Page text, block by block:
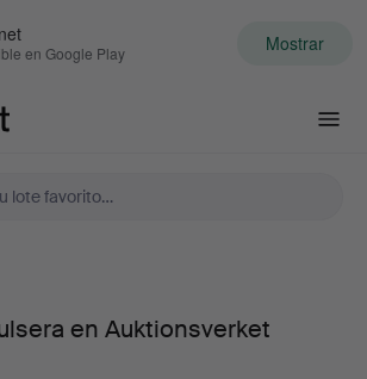
en Google Play Mostrar
en Auktionsverket